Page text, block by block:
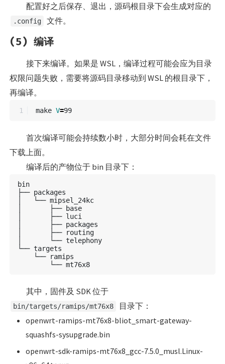
配置好之后保存、退出，源码根目录下会生成对应的
.config 文件。
(5) 编译
接下来编译。如果是 WSL，编译过程可能会应为目录
权限问题失败，需要将源码目录移动到 WSL 的根目录下，
再编译。
make V=
首次编译可能会持续数小时，大部分时间会耗在文件
下载上面。
编译后的产物位于 bin 目录下：
bin
├── packages
│   └── mipsel_24kc
│       ├── base
│       ├── luci
│       ├── packages
│       ├── routing
│       └── telephony
└── targets
    └── ramips
其中，固件及 SDK 位于
bin/targets/ramips/mt76x8
目录下：
openwrt-ramips-mt76x8-bliot_smart-gateway-
squashfs-sysupgrade.bin
openwrt-sdk-ramips-mt76x8_gcc-7.5.0_musl.Linux-